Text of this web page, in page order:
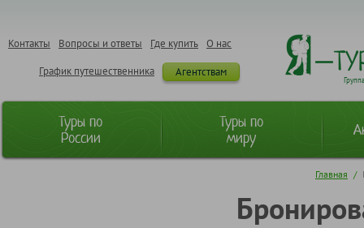
О нас
Где купить
Вопросы и ответы
Контакты
Агентствам
График путешественника
Туры по
России
Туры по
миру
Главная /